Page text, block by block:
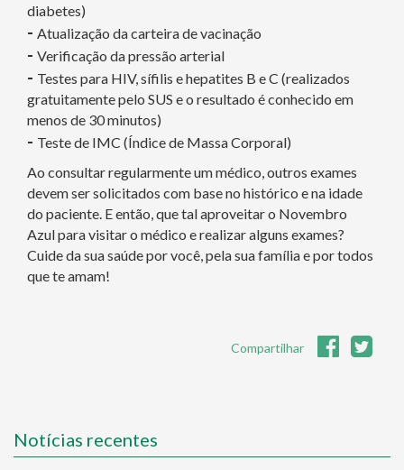
diabetes)
- Atualização da carteira de vacinação
- Verificação da pressão arterial
- Testes para HIV, sífilis e hepatites B e C (realizados
gratuitamente pelo SUS e o resultado é conhecido em
menos de 30 minutos)
- Teste de IMC (Índice de Massa Corporal)
Ao consultar regularmente um médico, outros exames
devem ser solicitados com base no histórico e na idade
do paciente. E então, que tal aproveitar o Novembro
Azul para visitar o médico e realizar alguns exames?
Cuide da sua saúde por você, pela sua família e por todos
que te amam!
Compartilhar
Notícias recentes